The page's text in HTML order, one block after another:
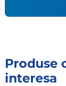
Produse
interesa